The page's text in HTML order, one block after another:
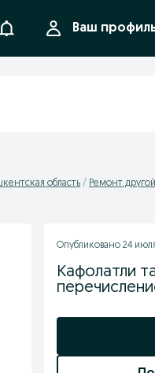
УведомленияВаш
область Ремонт
Опубликовано 24
Кафолатли